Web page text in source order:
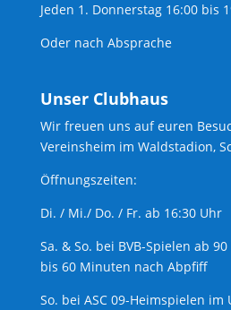
Jeden 1. Donnerstag 16:00 bis
Oder nach Absprache
Unser Clubhaus
Wir freuen uns auf euren
Vereinsheim im Waldstadion,
Öffnungszeiten:
Di. / Mi./ Do. / Fr. ab 16:30 Uhr
Sa. & So. bei BVB-Spielen ab
bis 60 Minuten nach Abpfiff
So. bei ASC 09-Heimspielen